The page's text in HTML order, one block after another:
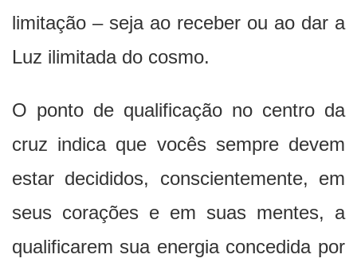
limitação – seja ao receber ou ao dar a
Luz ilimitada do cosmo.
O ponto de qualificação no centro da
cruz indica que vocês sempre devem
estar decididos, conscientemente, em
seus corações e em suas mentes, a
qualificarem sua energia concedida por